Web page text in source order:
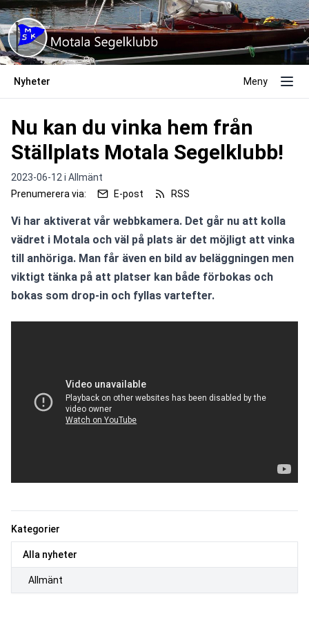
Nyheter Meny
Kategorier
Alla nyheter
Allmänt
Nu kan du vinka hem från
Ställplats Motala Segelklubb!
2023-06-12 i Allmänt
Prenumerera via:
E-post RSS
Vi har aktiverat vår webbkamera. Det går nu att kolla
vädret i Motala och väl på plats är det möjligt att vinka
till anhöriga. Man får även en bild av beläggningen men
viktigt tänka på att platser kan både förbokas och
bokas som drop-in och fyllas vartefter.